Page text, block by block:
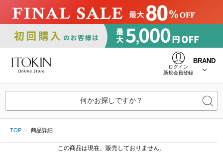
ログイン
新規会員登録
BRAND
何かお探しですか？
TOP 商品詳細
この商品は現在、販売しておりません。